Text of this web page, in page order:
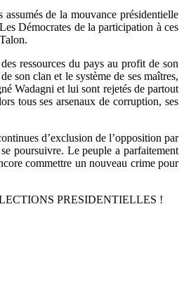
de la mouvance présidentielle
Démocrates de la participation à ces
ressources du pays au profit de son
son clan et le système de ses maîtres,
Wadagni et lui sont rejetés de partout
tous ses arsenaux de corruption, ses
d’exclusion de l’opposition par
poursuivre. Le peuple a parfaitement
commettre un nouveau crime pour
PRESIDENTIELLES !